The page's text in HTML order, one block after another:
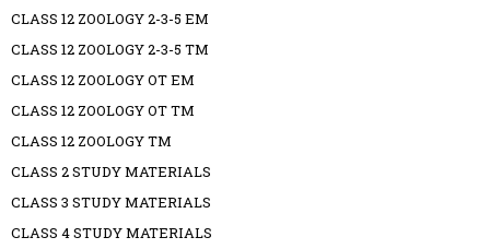
CLASS 12 ZOOLOGY 2-3-5 EM
CLASS 12 ZOOLOGY 2-3-5 TM
CLASS 12 ZOOLOGY OT EM
CLASS 12 ZOOLOGY OT TM
CLASS 12 ZOOLOGY TM
CLASS 2 STUDY MATERIALS
CLASS 3 STUDY MATERIALS
CLASS 4 STUDY MATERIALS